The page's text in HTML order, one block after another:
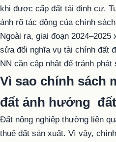
khi được cấp đất tái định cư.
ánh rõ tác động của chính
Ngoài ra, giai đoạn 2024–2025
sửa đổi nghĩa vụ tài chính đất
NN cần cập nhật để tránh phát
Vì sao chính sách
đất ảnh hưởng
Đất nông nghiệp thường liên
thuê đất sản xuất. Vì vậy,